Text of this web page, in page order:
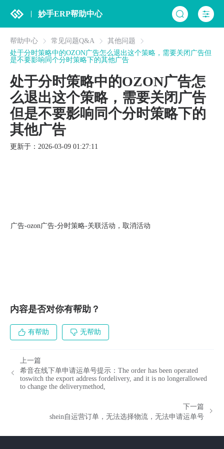
妙手ERP帮助中心
帮助中心 常见问题Q&A
其他问题
处于分时策略中的OZON广告怎么退出这个策略，需要关闭广告但
是不要影响同个分时策略下的其他广告
处于分时策略中的OZON广告怎
么退出这个策略，需要关闭广告
但是不要影响同个分时策略下的
其他广告
更新于：2026-03-09 01:27:11
广告-ozon广告-分时策略-关联活动，取消活动
内容是否对你有帮助？
有帮助 无帮助
上一篇
希音在线下单申请运单号提示：The order has been operated
toswitch the export address fordelivery, and it is no longerallowed
to change the deliverymethod,
下一篇
shein自运营订单，无法选择物流，无法申请运单号